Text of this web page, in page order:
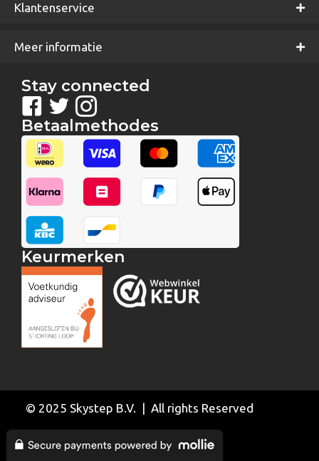
Klantenservice
Meer informatie
Stay connected
Betaalmethodes
Keurmerken
© 2025 Skystep B.V. | All rights Reserved